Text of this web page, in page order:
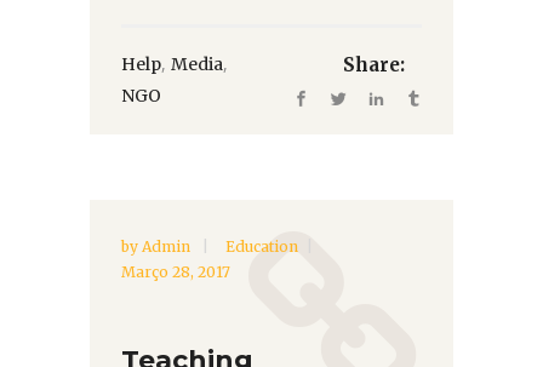
Help, Media,
NGO
Share:
by Admin
Education
Março 28, 2017
Teaching